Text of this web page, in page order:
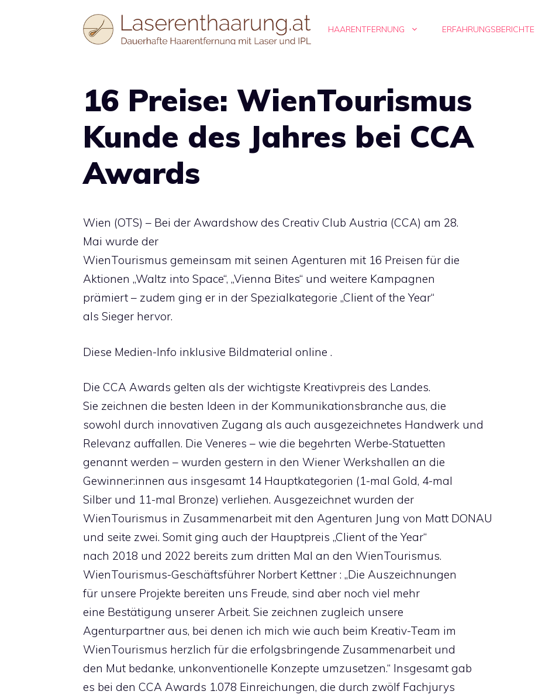
HAARENTFERNUNG ERFAHRUNGSBERICHTE
16 Preise: WienTourismus
Kunde des Jahres bei CCA
Awards
Wien (OTS) – Bei der Awardshow des Creativ Club Austria (CCA) am 28.
Mai wurde der
WienTourismus gemeinsam mit seinen Agenturen mit 16 Preisen für die
Aktionen „Waltz into Space“, „Vienna Bites“ und weitere Kampagnen
prämiert – zudem ging er in der Spezialkategorie „Client of the Year“
als Sieger hervor.
Diese Medien-Info inklusive Bildmaterial online .
Die CCA Awards gelten als der wichtigste Kreativpreis des Landes.
Sie zeichnen die besten Ideen in der Kommunikationsbranche aus, die
sowohl durch innovativen Zugang als auch ausgezeichnetes Handwerk und
Relevanz auffallen. Die Veneres – wie die begehrten Werbe-Statuetten
genannt werden – wurden gestern in den Wiener Werkshallen an die
Gewinner:innen aus insgesamt 14 Hauptkategorien (1-mal Gold, 4-mal
Silber und 11-mal Bronze) verliehen. Ausgezeichnet wurden der
WienTourismus in Zusammenarbeit mit den Agenturen Jung von Matt DONAU
und seite zwei. Somit ging auch der Hauptpreis „Client of the Year“
nach 2018 und 2022 bereits zum dritten Mal an den WienTourismus.
WienTourismus-Geschäftsführer Norbert Kettner : „Die Auszeichnungen
für unsere Projekte bereiten uns Freude, sind aber noch viel mehr
eine Bestätigung unserer Arbeit. Sie zeichnen zugleich unsere
Agenturpartner aus, bei denen ich mich wie auch beim Kreativ-Team im
WienTourismus herzlich für die erfolgsbringende Zusammenarbeit und
den Mut bedanke, unkonventionelle Konzepte umzusetzen.“ Insgesamt gab
es bei den CCA Awards 1.078 Einreichungen, die durch zwölf Fachjurys